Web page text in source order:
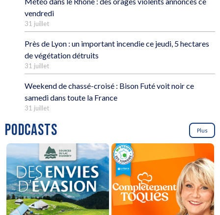
vendredi
31 juillet
Près de Lyon : un important incendie ce jeudi, 5 hectares
de végétation détruits
31 juillet
Weekend de chassé-croisé : Bison Futé voit noir ce
samedi dans toute la France
31 juillet
PODCASTS Plus